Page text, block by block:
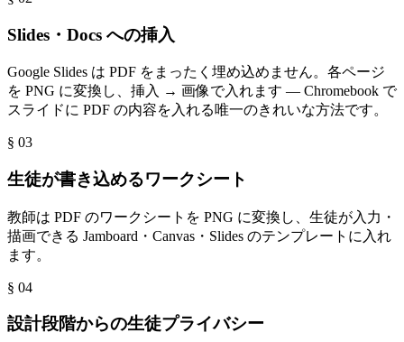
Slides・Docs への挿入
Google Slides は PDF をまったく埋め込めません。各ページ
を PNG に変換し、挿入 → 画像で入れます — Chromebook で
スライドに PDF の内容を入れる唯一のきれいな方法です。
§ 03
生徒が書き込めるワークシート
教師は PDF のワークシートを PNG に変換し、生徒が入力・
描画できる Jamboard・Canvas・Slides のテンプレートに入れ
ます。
§ 04
設計段階からの生徒プライバシー